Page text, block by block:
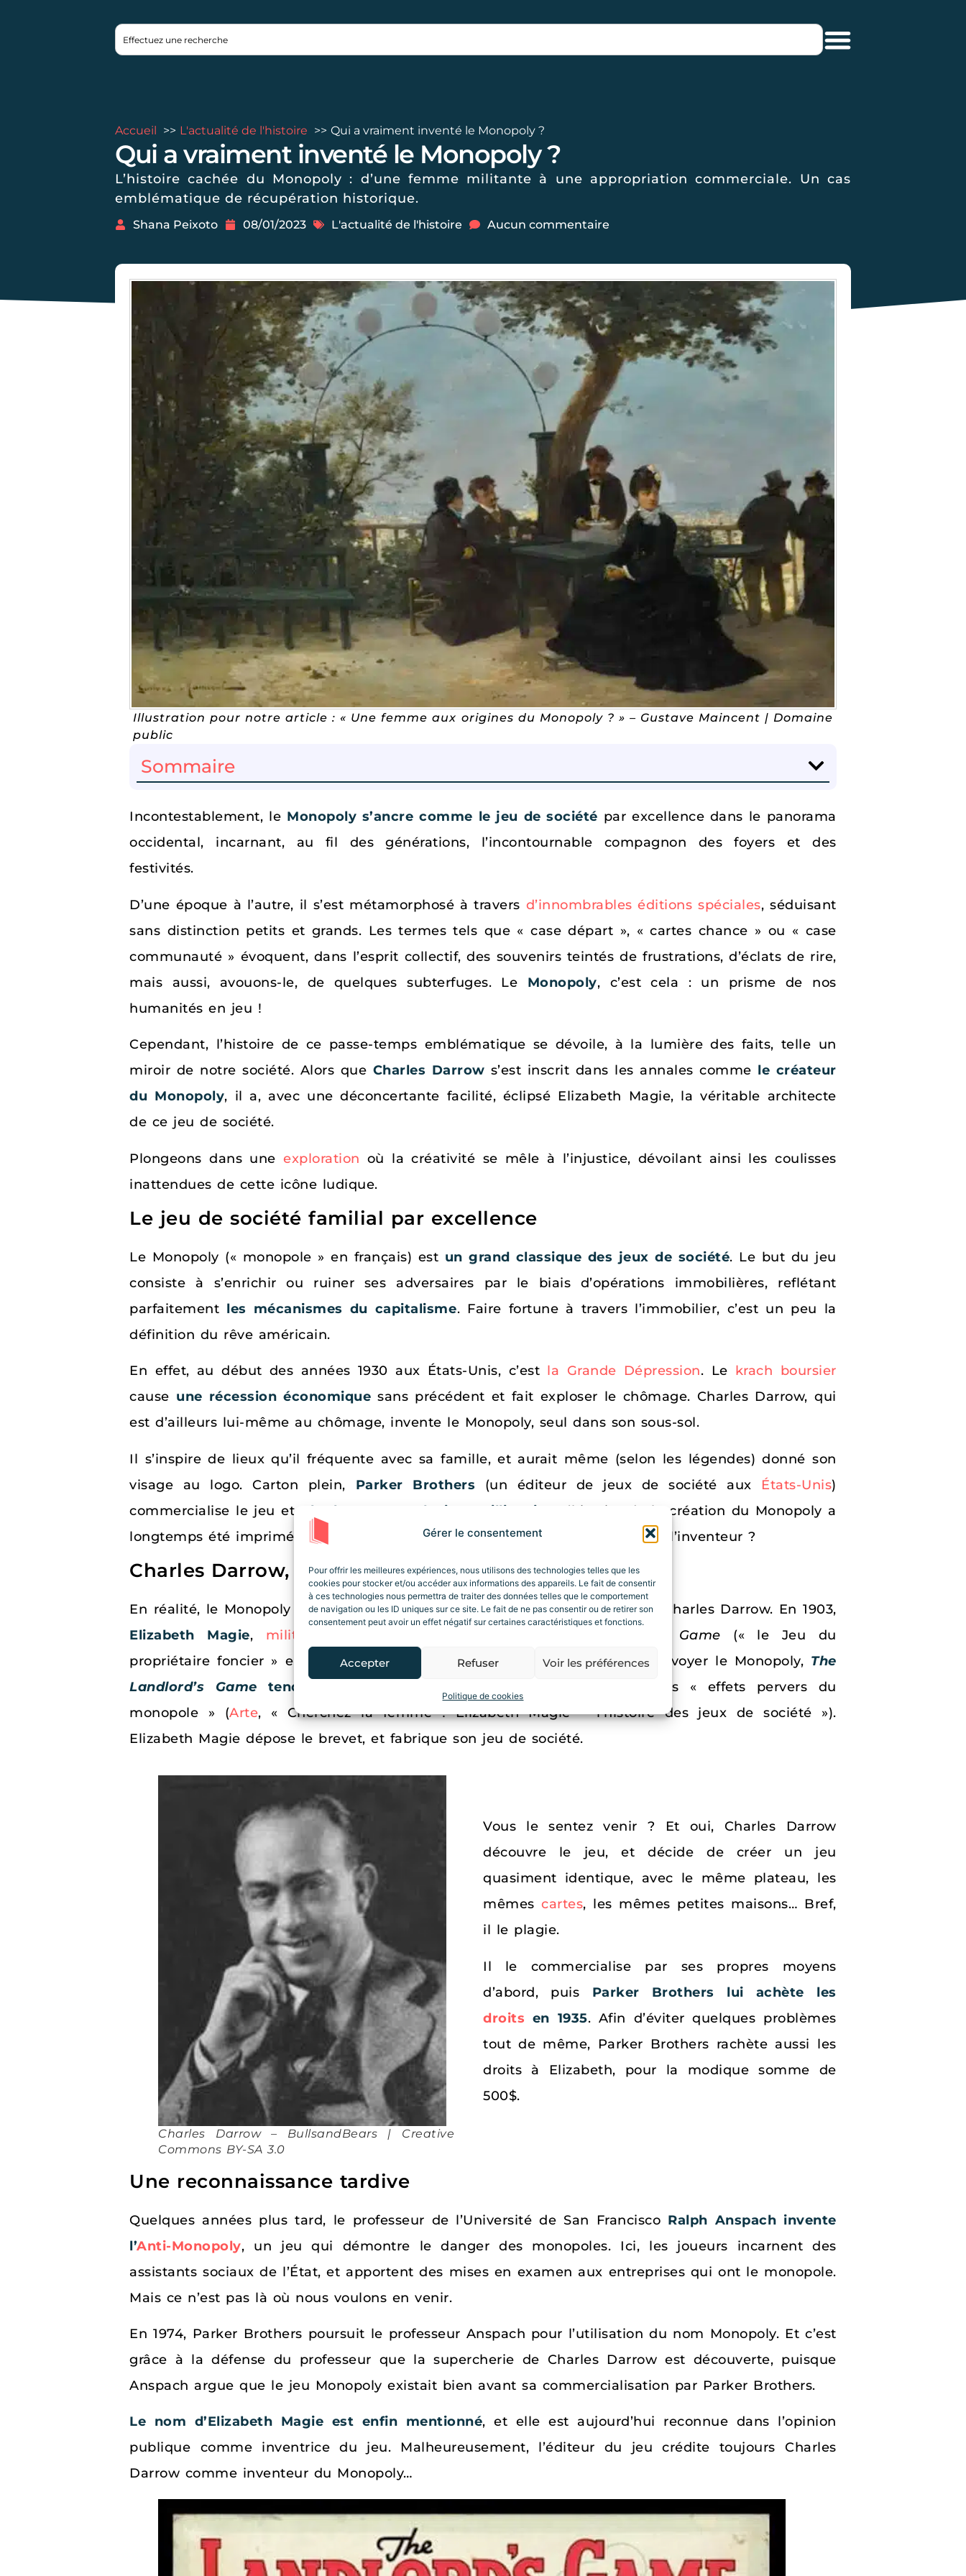
Gérer le consentement
Pour offrir les meilleures expériences, nous utilisons des technologies telles que les
cookies pour stocker et/ou accéder aux informations des appareils. Le fait de consentir
à ces technologies nous permettra de traiter des données telles que le comportement
de navigation ou les ID uniques sur ce site. Le fait de ne pas consentir ou de retirer son
consentement peut avoir un effet négatif sur certaines caractéristiques et fonctions.
Accepter Refuser Voir les préférences
Politique de cookies
Accueil L'actualité de l'histoire Qui a vraiment inventé le Monopoly ?
Qui a vraiment inventé le Monopoly ?
L’histoire cachée du Monopoly : d’une femme militante à une appropriation commerciale. Un cas
emblématique de récupération historique.
Shana Peixoto 08/01/2023 L'actualité de l'histoire Aucun commentaire
Illustration pour notre article : « Une femme aux origines du Monopoly ? » – Gustave Maincent | Domaine
public
Sommaire
Incontestablement, le Monopoly s’ancre comme le jeu de société par excellence dans le panorama
occidental, incarnant, au fil des générations, l’incontournable compagnon des foyers et des
festivités.
D’une époque à l’autre, il s’est métamorphosé à travers d’innombrables éditions spéciales, séduisant
sans distinction petits et grands. Les termes tels que « case départ », « cartes chance » ou « case
communauté » évoquent, dans l’esprit collectif, des souvenirs teintés de frustrations, d’éclats de rire,
mais aussi, avouons-le, de quelques subterfuges. Le Monopoly, c’est cela : un prisme de nos
humanités en jeu !
Cependant, l’histoire de ce passe-temps emblématique se dévoile, à la lumière des faits, telle un
miroir de notre société. Alors que Charles Darrow s’est inscrit dans les annales comme le créateur
du Monopoly, il a, avec une déconcertante facilité, éclipsé Elizabeth Magie, la véritable architecte
de ce jeu de société.
Plongeons dans uneexploration où la créativité se mêle à l’injustice, dévoilant ainsi les coulisses
inattendues de cette icône ludique.
Le jeu de société familial par excellence
Le Monopoly (« monopole » en français) est un grand classique des jeux de société. Le but du jeu
consiste à s’enrichir ou ruiner ses adversaires par le biais d’opérations immobilières, reflétant
parfaitement les mécanismes du capitalisme. Faire fortune à travers l’immobilier, c’est un peu la
définition du rêve américain.
En effet, au début des années 1930 aux États-Unis, c’est la Grande Dépression. Le krach boursier
cause une récession économique sans précédent et fait exploser le chômage. Charles Darrow, qui
est d’ailleurs lui-même au chômage, invente le Monopoly, seul dans son sous-sol.
Il s’inspire de lieux qu’il fréquente avec sa famille, et aurait même (selon les légendes) donné son
visage au logo. Carton plein, Parker Brothers (un éditeur de jeux de société aux États-Unis)
commercialise le jeu et
Charles Darrow devient millionaire
. L’histoire de la création du Monopoly a
longtemps été imprimée sur les boîtes du jeu. Mais…. Darrow est-il vraiment l’inventeur ?
Charles Darrow, inventeur ou usurpateur ?
En réalité, le Monopoly n’a pas été inventé ni dans les années 1930, ni par Charles Darrow. En 1903,
Elizabeth Magie, militante féministe The Landlord’s Game (« le Jeu du
propriétaire foncier » en français). Contrairement au message que peut renvoyer le Monopoly, The
Landlord’s Game tend à dénoncer ces stratagèmes capitalistes
et les « effets pervers du
monopole » (Arte, « Cherchez la femme ! Elizabeth Magie – l’histoire des jeux de société »).
Elizabeth Magie dépose le brevet, et fabrique son jeu de société.
Charles Darrow – BullsandBears | Creative
Commons BY-SA 3.0
Vous le sentez venir ? Et oui, Charles Darrow
découvre le jeu, et décide de créer un jeu
quasiment identique, avec le même plateau, les
mêmescartes, les mêmes petites maisons… Bref,
il le plagie.
Il le commercialise par ses propres moyens
d’abord, puis Parker Brothers lui achète les
droits en 1935. Afin d’éviter quelques problèmes
tout de même, Parker Brothers rachète aussi les
droits à Elizabeth, pour la modique somme de
500$.
Une reconnaissance tardive
Quelques années plus tard, le professeur de l’Université de San Francisco Ralph Anspach invente
l’Anti-Monopoly, un jeu qui démontre le danger des monopoles. Ici, les joueurs incarnent des
assistants sociaux de l’État, et apportent des mises en examen aux entreprises qui ont le monopole.
Mais ce n’est pas là où nous voulons en venir.
En 1974, Parker Brothers poursuit le professeur Anspach pour l’utilisation du nom Monopoly. Et c’est
grâce à la défense du professeur que la supercherie de Charles Darrow est découverte, puisque
Anspach argue que le jeu Monopoly existait bien avant sa commercialisation par Parker Brothers.
Le nom d’Elizabeth Magie est enfin mentionné, et elle est aujourd’hui reconnue dans l’opinion
publique comme inventrice du jeu. Malheureusement, l’éditeur du jeu crédite toujours Charles
Darrow comme inventeur du Monopoly…